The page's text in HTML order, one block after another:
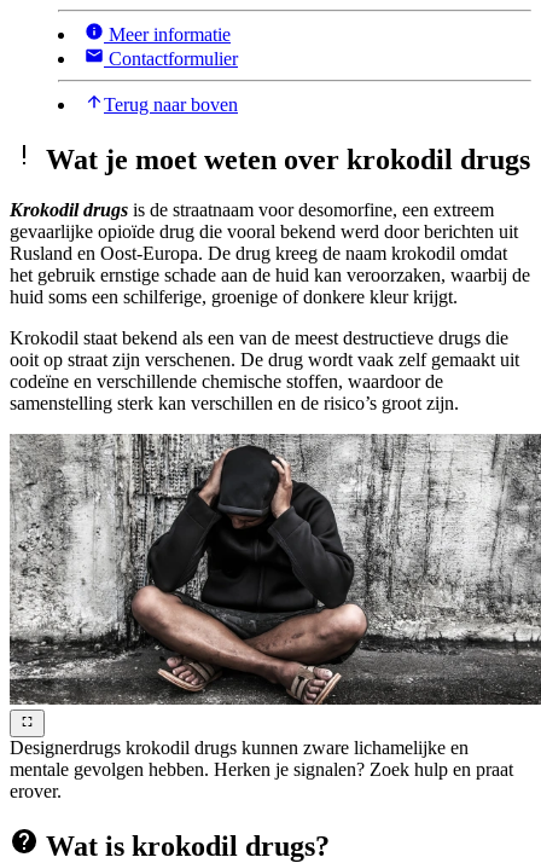
Meer informatie
Contactformulier
Terug naar boven
Wat je moet weten over krokodil drugs
Krokodil drugs is de straatnaam voor desomorfine, een extreem
gevaarlijke opioïde drug die vooral bekend werd door berichten uit
Rusland en Oost-Europa. De drug kreeg de naam krokodil omdat
het gebruik ernstige schade aan de huid kan veroorzaken, waarbij de
huid soms een schilferige, groenige of donkere kleur krijgt.
Krokodil staat bekend als een van de meest destructieve drugs die
ooit op straat zijn verschenen. De drug wordt vaak zelf gemaakt uit
codeïne en verschillende chemische stoffen, waardoor de
samenstelling sterk kan verschillen en de risico’s groot zijn.
Designerdrugs krokodil drugs kunnen zware lichamelijke en
mentale gevolgen hebben. Herken je signalen? Zoek hulp en praat
erover.
Wat is krokodil drugs?